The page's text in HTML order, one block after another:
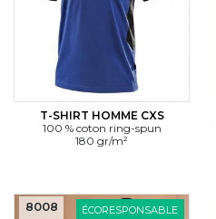
T-SHIRT HOMME CXS
100 % coton ring-spun
180 gr/m²
ÉCORESPONSABLE
8008